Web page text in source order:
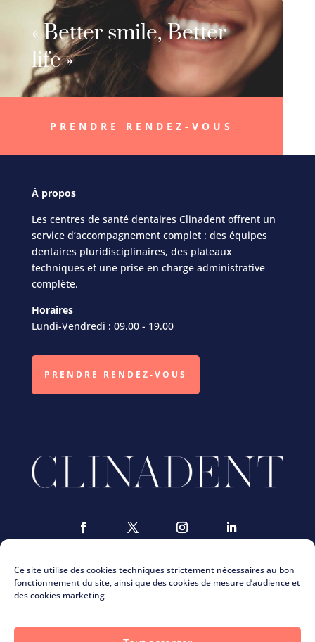
Ce site utilise des cookies techniques strictement nécessaires au bon
fonctionnement du site, ainsi que des cookies de mesure d’audience et
des cookies marketing
« Better smile, Better
life »
PRENDRE RENDEZ-VOUS
Àpropos
Les centres de santé dentaires Clinadent offrent un
service d’accompagnement complet : des équipes
dentaires pluridisciplinaires, des plateaux
techniques et une prise en charge administrative
complète.
Horaires
Lundi-Vendredi : 09.00 - 19.00
PRENDRE RENDEZ-VOUS
Nous contacter